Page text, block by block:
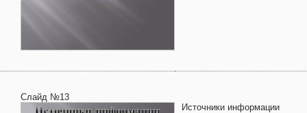
Слайд №13
Источники информации